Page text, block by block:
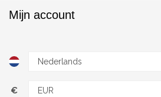
Mijn account
€